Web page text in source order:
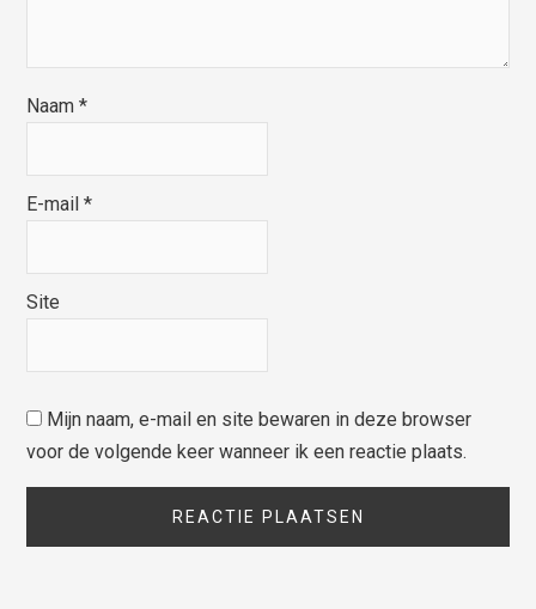
Naam*
E-mail*
Site
Mijn naam, e-mail en site bewaren in deze browser
voor de volgende keer wanneer ik een reactie plaats.